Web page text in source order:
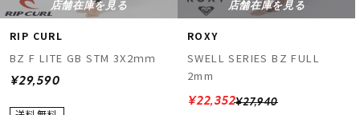
店舗在庫を見る
RIP CURL
BZ F LITE GB STM 3X2ｍｍ
¥29,590
店舗在庫を見る
ROXY
SWELL SERIES BZ FULL
2mm
¥27,940
¥22,352